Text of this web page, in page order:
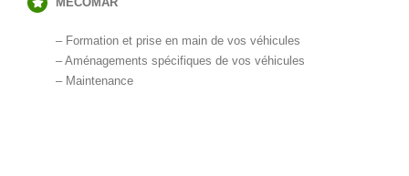
– Formation et prise en main de vos véhicules
– Aménagements spécifiques de vos véhicules
– Maintenance